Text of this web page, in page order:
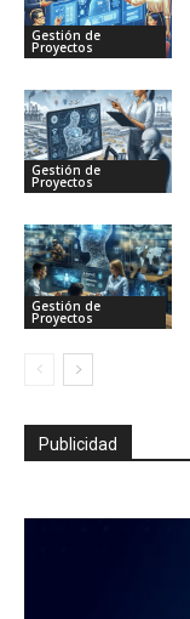
Gestión de
Proyectos
Gestión de
Proyectos
Gestión de
Proyectos
Publicidad